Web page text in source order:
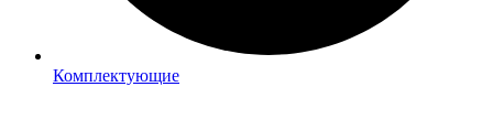
Комплектующие